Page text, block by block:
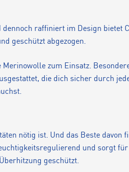
raffiniert im Design bietet
geschützt abgezogen.
zum Einsatz.
die dich sicher durch
nötig ist. Und das Beste davon
und sorgt
geschützt.